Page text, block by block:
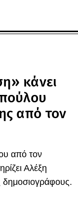
κάνει
από τον
από τον
Αλέξη
δημοσιογράφους.